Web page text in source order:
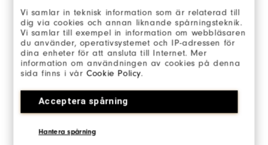
Vi samlar in teknisk information som är relaterad till
dig via cookies och annan liknande spårningsteknik.
Vi samlar till exempel in information om webbläsaren
du använder, operativsystemet och IP-adressen för
dina enheter för att ansluta till Internet. Mer
information om användningen av cookies på denna
sida finns i vårCookie Policy.
Acceptera spårning
Hantera spårning
Anmäl dig till vårt nyhetsbrev och håll dig
uppdaterad om det senaste från FJ.
Välj att få FJ nyhetsbrev och godkänn FootJoys